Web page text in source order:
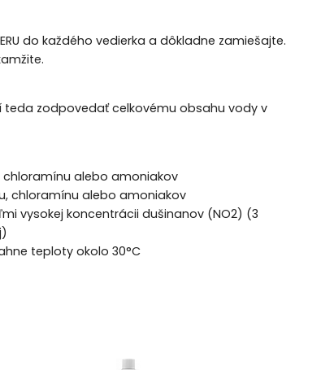
do každého vedierka a dôkladne zamiešajte.
teda zodpovedať celkovému obsahu vody v
chloramínu alebo amoniakov
chloramínu alebo amoniakov
vysokej koncentrácii dušinanov (NO2) (3
teploty okolo 30°C